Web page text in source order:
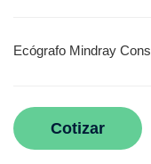
Ecógrafo Mindray
Cotizar